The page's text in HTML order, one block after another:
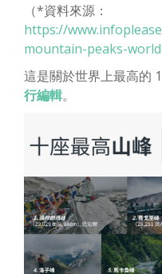
（*資料來源：
https://
mountain-peaks-world
這是關於世界上最高的
行編輯。